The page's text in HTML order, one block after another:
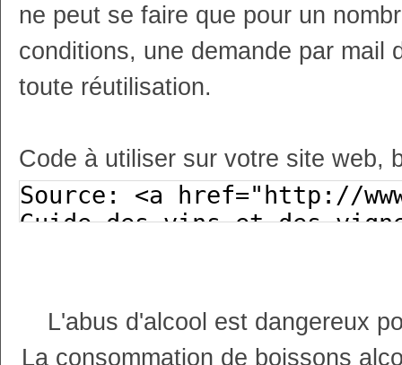
ne peut se faire que pour un
conditions, une demande par mail
toute réutilisation.
Code à utiliser sur votre site web,
L'abus d'alcool est dangereux
La consommation de boissons